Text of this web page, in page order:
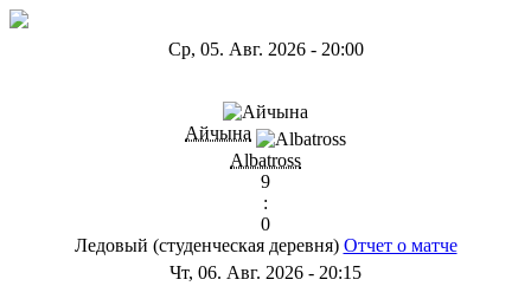
Ср, 05. Авг. 2026- 20:00
Айчына
Albatross
9
:
0
Ледовый (студенческая деревня) Отчет о матче
Чт, 06. Авг. 2026 - 20:15